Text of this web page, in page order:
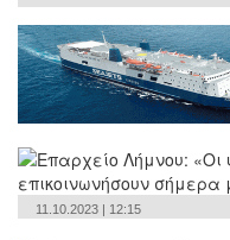
11.10.2023 | 12:15